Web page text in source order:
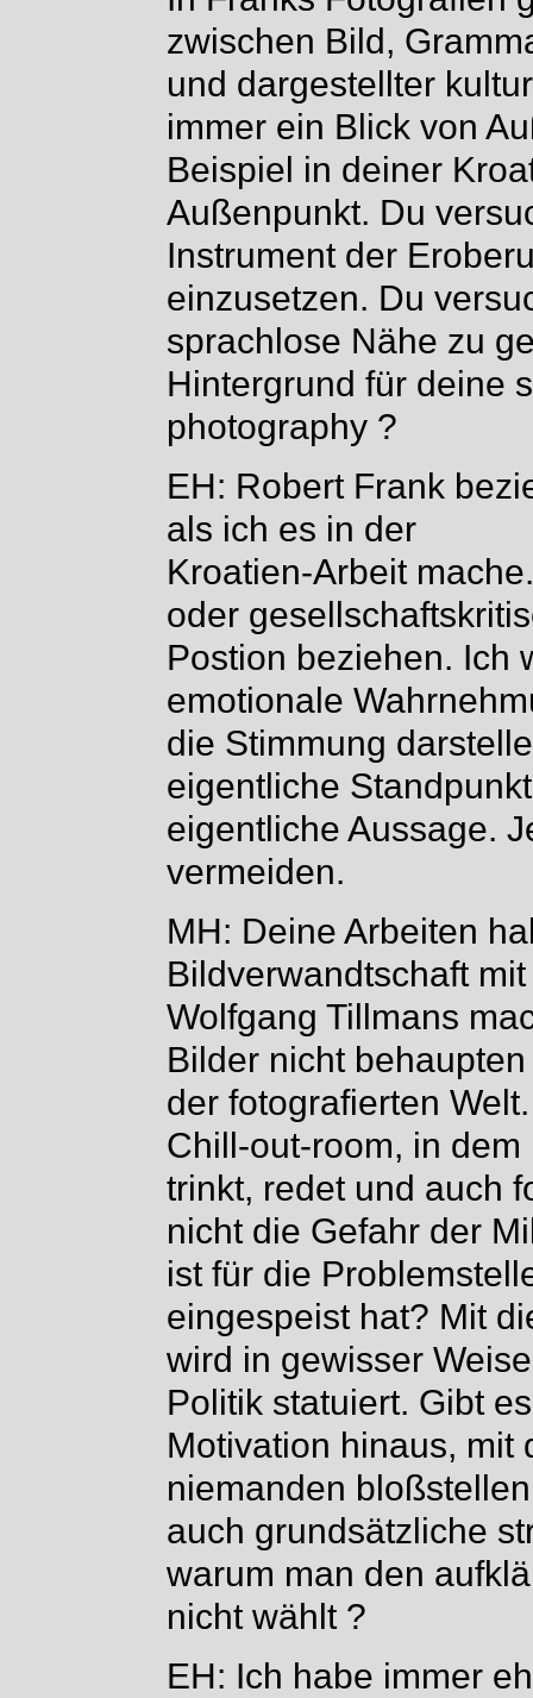
zwischen Bild,
und dargestellter
immer ein Blick von
Beispiel in deiner
Außenpunkt. Du
Instrument der
einzusetzen. Du
sprachlose Nähe zu
Hintergrund für deine
photography ?
EH: Robert Frank
als ich es in der
Kroatien-Arbeit
oder
Postion beziehen. Ich
emotionale
die Stimmung
eigentliche
eigentliche Aussage.
vermeiden.
MH: Deine Arbeiten
Bildverwandtschaft
Wolfgang Tillmans
Bilder nicht
der fotografierten
Chill-out-room, in
trinkt, redet und auch
nicht die Gefahr der
ist für die
eingespeist hat? Mit
wird in gewisser
Politik statuiert. Gibt
Motivation hinaus, mit
niemanden
auch grundsätzliche
warum man den
nicht wählt ?
EH: Ich habe immer